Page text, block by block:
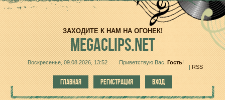
ЗАХОДИТЕ К НАМ НА ОГОНЕК!
MEGACLIPS.NET
Воскресенье, 09.08.2026, 13:52 Приветствую Вас Гость!
| RSS
ГЛАВНАЯ РЕГИСТРАЦИЯ ВХОД